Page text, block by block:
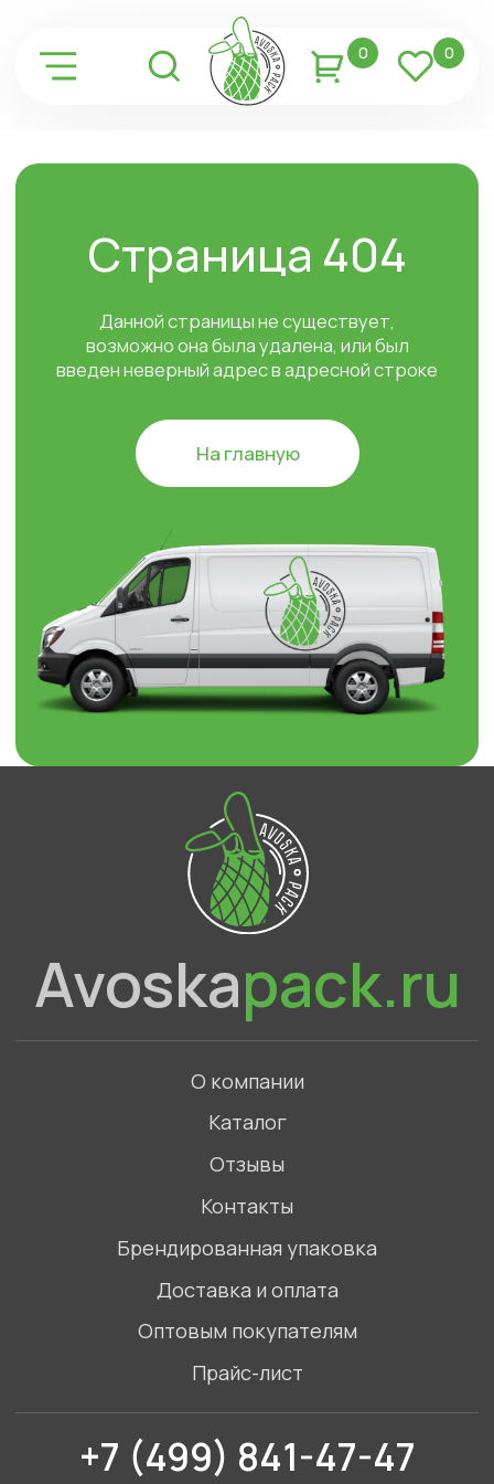
0
возможно она была удалена, или был
введен неверный адрес в адресной строке
На главную
Avoskapack.ru
О компании
Отзывы
Брендированная упаковка
Контакты
Доставка и оплата
+7 (499) 841-47-47
Политика конфиденциальности
ИП Голов Артемий Игоревич,
Адрес: Московская область, Одинцовский
городской округ, село Введенское, Торговый
комплекс Маркет
Разработка сайта
Прайс-лист
Смотреть на карте